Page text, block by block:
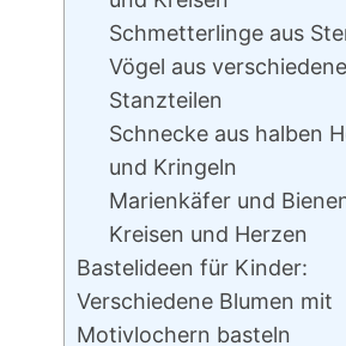
Schmetterlinge aus
Vögel aus
Stanzteilen
Schnecke aus halben
und Kringeln
Marienkäfer und
Kreisen und Herzen
Bastelideen für Kinder:
Verschiedene Blumen mit
Motivlochern basteln